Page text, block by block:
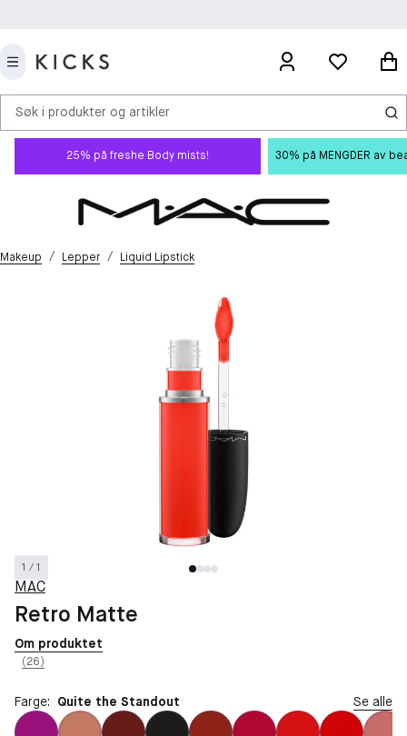
Søk i produkter og artikler
25% på freshe Body mists! 30% på MENGDER av
Makeup / Lepper / Liquid Lipstick
1 / 1
MAC
Retro Matte
Om produktet
(26)
Farge: Quite the Standout Se alle